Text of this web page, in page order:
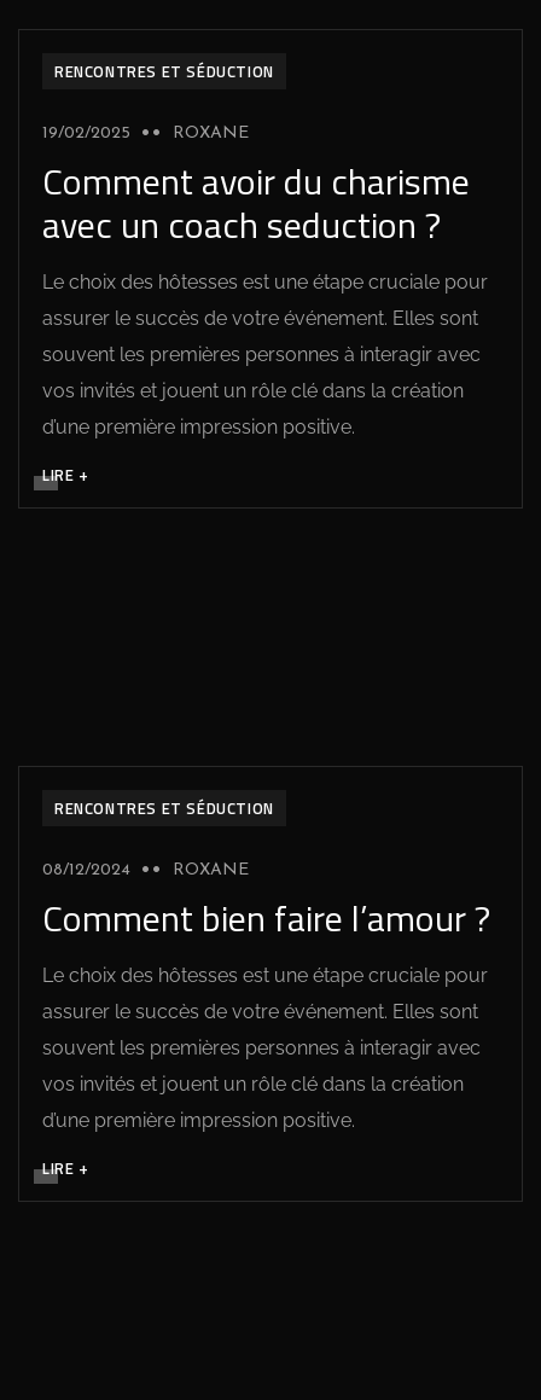
DÉVELOPPEMENT PERSONNEL
RENCONTRES ET SÉDUCTION
19/02/2025 ROXANE
Comment avoir du charisme
avec un coach seduction ?
Le choix des hôtesses est une étape cruciale pour
assurer le succès de votre événement. Elles sont
souvent les premières personnes à interagir avec
vos invités et jouent un rôle clé dans la création
d’une première impression positive.
LIRE +
RENCONTRES ET SÉDUCTION
08/12/2024 ROXANE
Comment bien faire l’amour ?
Le choix des hôtesses est une étape cruciale pour
assurer le succès de votre événement. Elles sont
souvent les premières personnes à interagir avec
vos invités et jouent un rôle clé dans la création
d’une première impression positive.
LIRE +